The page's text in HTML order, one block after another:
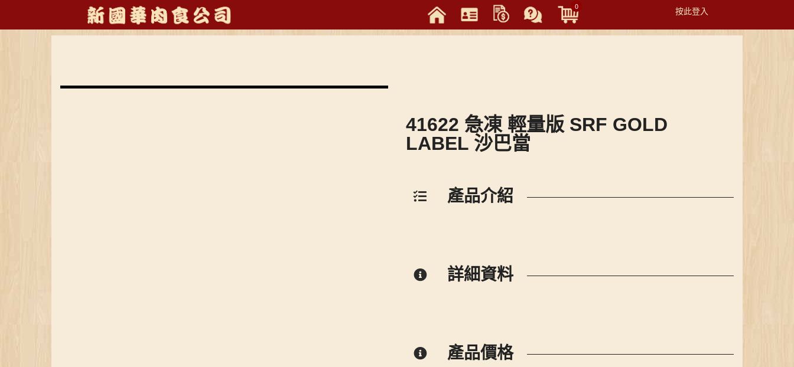
0 按此登入
Toggle
41622 急凍 輕量版 SRF GOLD
LABEL 沙巴當
產品介紹
詳細資料
產品價格